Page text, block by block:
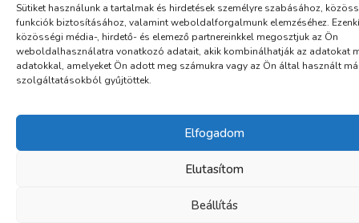
Sütiket használunk a tartalmak és hirdetések személyre szabásához,
funkciók biztosításához, valamint weboldalforgalmunk elemzéséhez.
közösségi média-, hirdető- és elemező partnereinkkel megosztjuk az Ön
weboldalhasználatra vonatkozó adatait, akik kombinálhatják az adatokat
adatokkal, amelyeket Ön adott meg számukra vagy az Ön által használt
szolgáltatásokból gyűjtöttek.
Elfogadom
Elutasítom
Beállítás